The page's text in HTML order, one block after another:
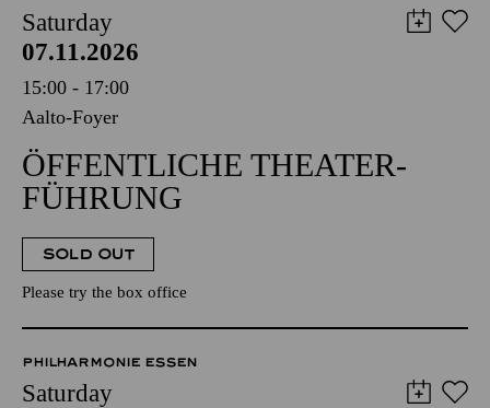
Saturday
07.11.2026
15:00 - 17:00
Aalto-Foyer
ÖFFENTLICHE THEATER­
FÜHRUNG
SOLD OUT
Please try the box office
PHILHARMONIE ESSEN
Saturday